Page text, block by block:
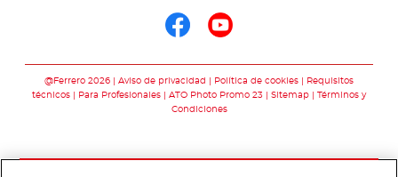
@Ferrero 2026 Aviso de privacidad Política de cookies
Requisitos
técnicos
Para Profesionales ATO Photo Promo 23 Sitemap
Términos y
Condiciones